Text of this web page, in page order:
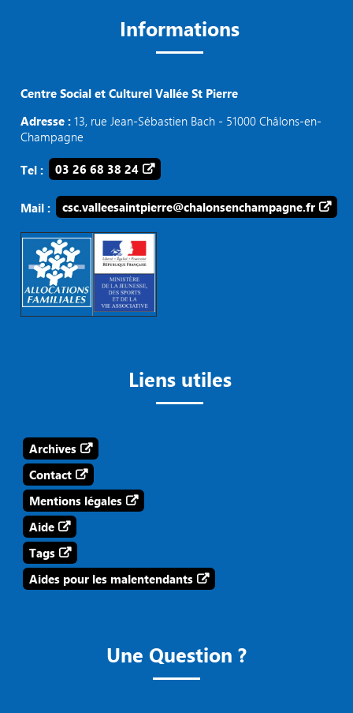
Informations
Centre Social et Culturel Vallée St Pierre
Adresse : 13, rue Jean-Sébastien Bach - 51000 Châlons-en-
Champagne
Tel : 03 26 68 38 24
Mail : csc.valleesaintpierre@chalonsenchampagne.fr
Liens utiles
Archives
Contact
Mentions légales
Aide
Tags
Aides pour les malentendants
Une Question ?